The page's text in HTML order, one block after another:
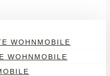
WOHNMOBILE
WOHNMOBILE